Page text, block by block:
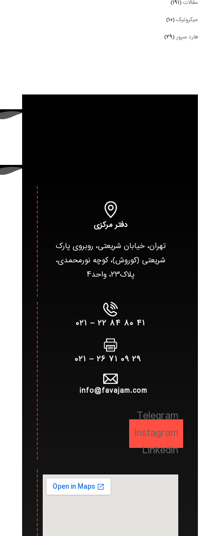
مقالات(۱۹۱)
میکروتیک(۱۰)
هارد سرور (۲۹)
دفتر مرکزی
تهران، خیابان شریعتی، روبروی پارک
شریعتی (کوروش)، کوچه نورمحمدی،
پلاک۲۳، واحد۴
۴۱ ۸۰ ۸۴ ۲۲ – ۰۲۱
۲۹ ۰۹ ۷۱ ۲۶ – ۰۲۱
info@favajam.com
Telegram
Instagram
Linkedin